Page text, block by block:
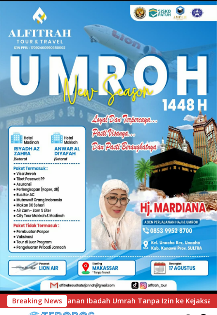
Breaking News
Umrah Tanpa Izin ke Kejaksaan UNIMEN Tambah